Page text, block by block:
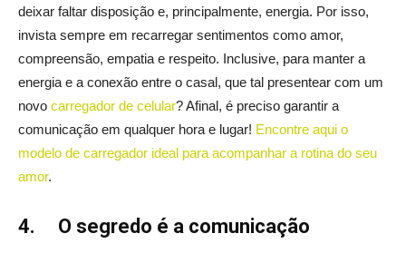
deixar faltar disposição e, principalmente, energia. Por isso,
invista sempre em recarregar sentimentos como amor,
compreensão, empatia e respeito. Inclusive, para manter a
energia e a conexão entre o casal, que tal presentear com um
novo carregador de celular? Afinal, é preciso garantir a
comunicação em qualquer hora e lugar! Encontre aqui o
modelo de carregador ideal para acompanhar a rotina do seu
amor.
4. O segredo é a comunicação